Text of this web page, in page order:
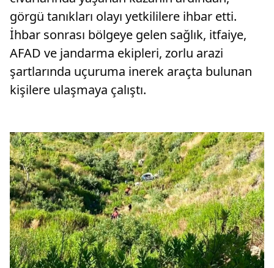
görgü tanıkları olayı yetkililere ihbar etti.
İhbar sonrası bölgeye gelen sağlık, itfaiye,
AFAD ve jandarma ekipleri, zorlu arazi
şartlarında uçuruma inerek araçta bulunan
kişilere ulaşmaya çalıştı.